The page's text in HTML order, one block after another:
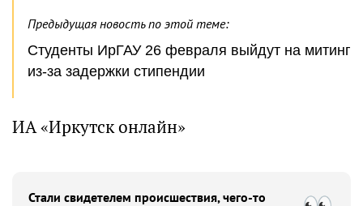
Предыдущая новость по этой теме:
Студенты ИрГАУ 26 февраля выйдут на митинг
из-за задержки стипендии
ИА «Иркутск онлайн»
Стали свидетелем происшествия, чего-то